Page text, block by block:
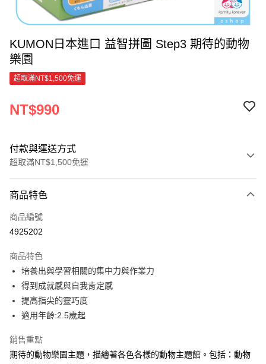
KUMON日本進口 益智拼圖 Step3 期待的動物
樂園
超取滿NT$1,500免運
NT$990
付款與運送方式
超取滿NT$1,500免運
信用卡一次付款
超商取貨付款
運送方式
全家取貨付款
每筆NT$60，滿NT$1,500(含以上)免運費
每筆NT$60，滿NT$1,500(含以上)免運費
商品特色
商品編號
4925202
商品特色
培養出與學習相關的集中力與作業力
得到成就感與自我肯定感
提高指尖的靈巧度
適用年齡:2.5歲起
銷售重點
期待的動物樂園主題，描繪著各色各樣的動物主題館。包括：動物